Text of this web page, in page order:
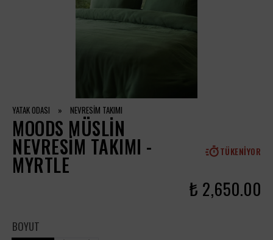
YATAK ODASI » NEVRESİM TAKIMI
MOODS MÜSLIN
NEVRESIM TAKIMI -
MYRTLE TÜKENIYOR
₺ 2,650.00
BOYUT